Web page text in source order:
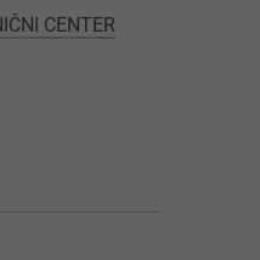
CENTER